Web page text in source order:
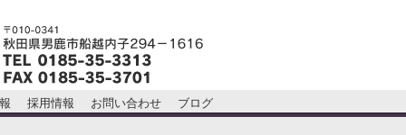
採用情報 お問い合わせ ブログ